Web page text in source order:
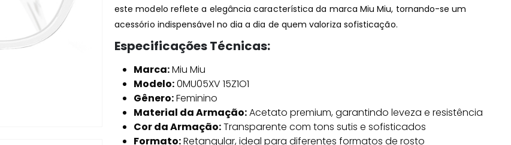
este modelo reflete a elegância característica da marca Miu Miu, tornando-se um
acessório indispensável no dia a dia de quem valoriza sofisticação.
Especificações Técnicas:
Marca:Miu Miu
Modelo:0MU05XV 15Z1O1
Gênero:Feminino
Material da Armação:Acetato premium, garantindo leveza e resistência
Cor da Armação:Transparente com tons sutis e sofisticados
Formato:Retangular, ideal para diferentes formatos de rosto